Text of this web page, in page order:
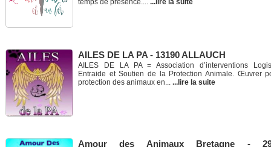
temps de présence.... ...lire la suite
AILES DE LA PA - 13190 ALLAUCH
AILES DE LA PA = Association d’interventions
Entraide et Soutien de la Protection Animale. Œuvrer
protection des animaux en... ...lire la suite
Amour des Animaux Bretagne -